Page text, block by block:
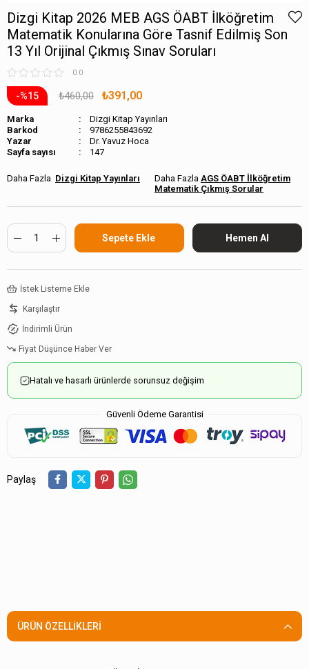
Dizgi Kitap 2026 MEB AGS ÖABT İlköğretim
Matematik Konularına Göre Tasnif Edilmiş Son
13 Yıl Orijinal Çıkmış Sınav Soruları
0.0
15 ₺460,00 ₺391,00
Marka
Dizgi Kitap Yayınları
Barkod
9786255843692
Dr. Yavuz Hoca
Sayfa sayısı
147
Dizgi Kitap Yayınları
AGS ÖABT İlköğretim
Matematik Çıkmış Sorular
İstek Listeme Ekle
Karşılaştır
İndirimli Ürün
Fiyat Düşünce Haber Ver
Hatalı ve hasarlı ürünlerde sorunsuz değişim
Güvenli Ödeme Garantisi
Paylaş
ÜRÜN ÖZELLIKLERI